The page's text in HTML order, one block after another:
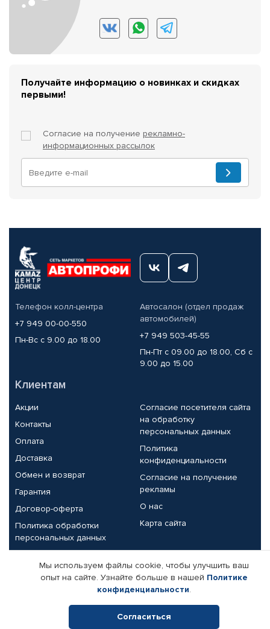
Получайте информацию о новинках и скидках
первыми!
Согласие на получение рекламно-
информационных рассылок
Телефон колл-центра
+7 949 00-00-550
Пн-Вс с 9.00 до 18.00
Автосалон (отдел продаж
автомобилей)
+7 949 503-45-55
Пн-Пт с 09.00 до 18.00, Сб с
9.00 до 15.00
Клиентам
Акции
Контакты
Оплата
Доставка
Обмен и возврат
Гарантия
Договор-оферта
Политика обработки
персональных данных
Согласие посетителя сайта
на обработку
персональных данных
Политика
конфиденциальности
Согласие на получение
рекламы
О нас
Карта сайта
Партнерам
Корпоративным клиентам
Поставщикам
Реквизиты компании
Мы используем файлы cookie, чтобы улучшить ваш
опыт на сайте. Узнайте больше в нашей Политике
конфиденциальности.
Согласиться